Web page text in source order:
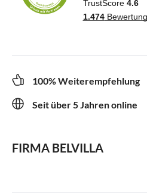
100% Weiterempfehlung
Seit über 5 Jahren online
FIRMA BELVILLA